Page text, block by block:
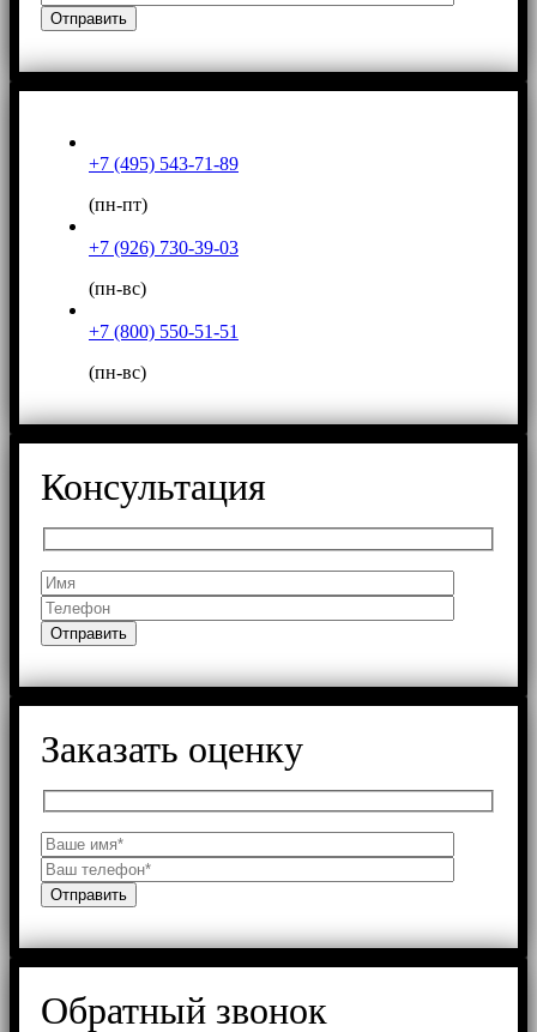
+7 (495) 543-71-89
(пн-пт)
+7 (926) 730-39-03
(пн-вс)
+7 (800) 550-51-51
(пн-вс)
Консультация
Заказать оценку
Обратный звонок